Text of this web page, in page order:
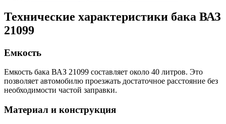
Технические характеристики бака ВАЗ
21099
Емкость
Емкость бака ВАЗ 21099 составляет около 40 литров. Это
позволяет автомобилю проезжать достаточное расстояние без
необходимости частой заправки.
Материал и конструкция